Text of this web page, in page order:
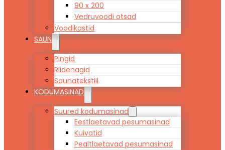
90 x 200
Vedruvoodi otsad
Voodikastid
SAUN
Pingid
Riidenagid
Saunatekstiil
KODUMASINAD
Suured kodumasinad
Eestlaetavad pesumasinad
Kuivatid
Pealtlaetavad pesumasinad